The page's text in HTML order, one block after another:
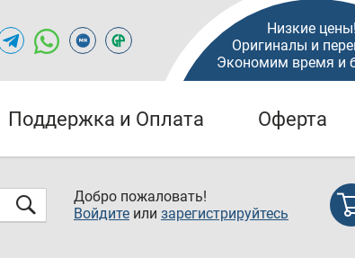
Низкие цены!
Оригиналы и
Экономим время и
Поддержка и Оплата Оферта
Добро пожаловать!
Войдите или зарегистрируйтесь